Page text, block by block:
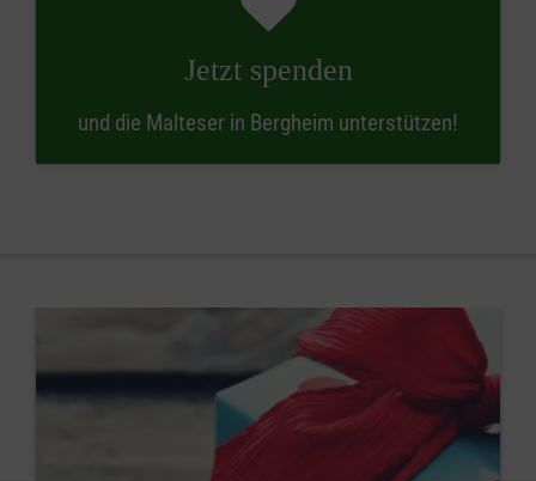
Jetzt spenden
und die Malteser in Bergheim unterstützen!